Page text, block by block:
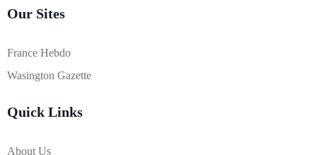
Our Sites
France Hebdo
Wasington Gazette
Quick Links
About Us